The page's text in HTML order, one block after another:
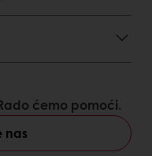
ćemo pomoći.
nas